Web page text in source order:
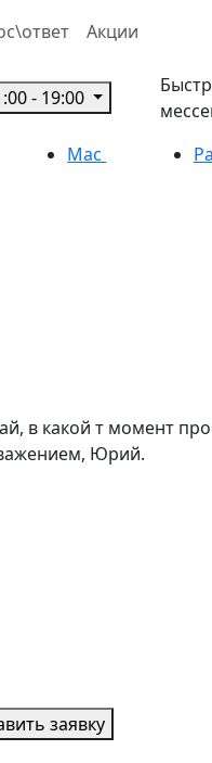
Акции
- 19:00
Mac
в какой т момент
Юрий.
заявку